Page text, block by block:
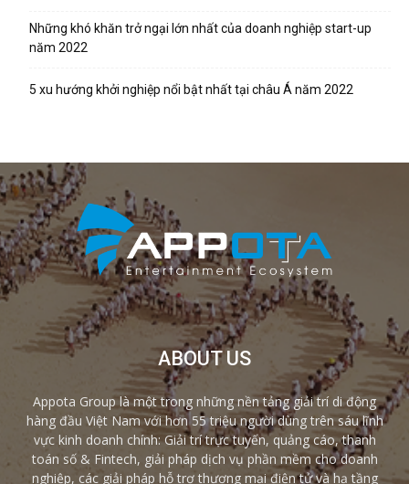
Những khó khăn trở ngại lớn nhất của doanh nghiệp start-up
năm 2022
5 xu hướng khởi nghiệp nổi bật nhất tại châu Á năm 2022
ABOUT US
Appota Group là một trong những nền tảng giải trí di động
hàng đầu Việt Nam với hơn 55 triệu người dùng trên sáu lĩnh
vực kinh doanh chính: Giải trí trực tuyến, quảng cáo, thanh
toán số & Fintech, giải pháp dịch vụ phần mềm cho doanh
nghiệp, các giải pháp hỗ trợ thương mại điện tử và hạ tầng